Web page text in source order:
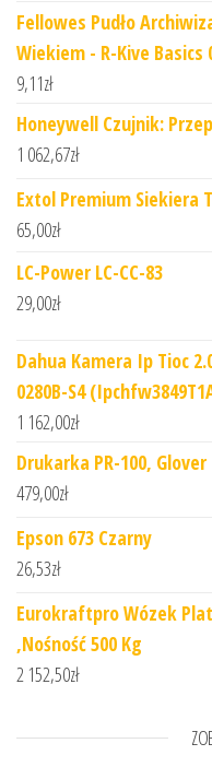
Fellowes Pudło
Wiekiem - R-Kive Basics
9,11zł
Honeywell Czujnik:
1 062,67zł
Extol Premium Siekiera
65,00zł
LC-Power LC-CC-83
29,00zł
Dahua Kamera Ip Tioc
0280B-S4
1 162,00zł
Drukarka PR-100, Glover
479,00zł
Epson 673 Czarny
26,53zł
Eurokraftpro Wózek
,Nośność 500 Kg
2 152,50zł